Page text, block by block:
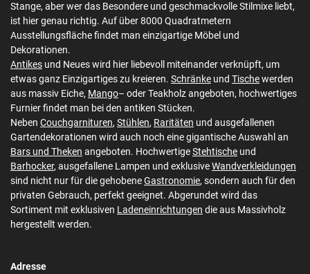
Stange, aber wer das Besondere und geschmackvolle Stilmixe liebt,
ist hier genau richtig. Auf über 8000 Quadratmetern
Ausstellungsfläche findet man einzigartige Möbel und
Dekorationen.
Antikes und Neues wird hier liebevoll miteinander verknüpft, um
etwas ganz Einzigartiges zu kreieren. Schränke und Tischewerden
aus massiv Eiche, Mango– oder Teakholz angeboten, hochwertiges
Furnier findet man bei den antiken Stücken.
Neben Couchgarnituren, Stühlen, Raritäten und ausgefallenen
Gartendekorationen wird auch noch eine gigantische Auswahl an
Bars und Theken angeboten. HochwertigeStehtische und
Barhocker, ausgefallene Lampen und exklusiveWandverkleidungen
sind nicht nur für die gehobeneGastronomie, sondern auch für den
privaten Gebrauch, perfekt geeignet. Abgerundet wird das
Sortiment mit exklusiven Ladeneinrichtungen die aus Massivholz
hergestellt werden.
Adresse